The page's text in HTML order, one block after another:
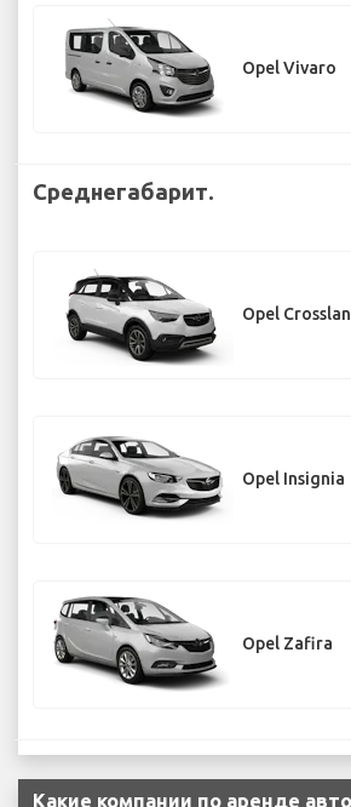
Opel Vivaro
Среднегабарит.
Opel
Opel Insignia
Opel Zafira
Какие компании по аренде